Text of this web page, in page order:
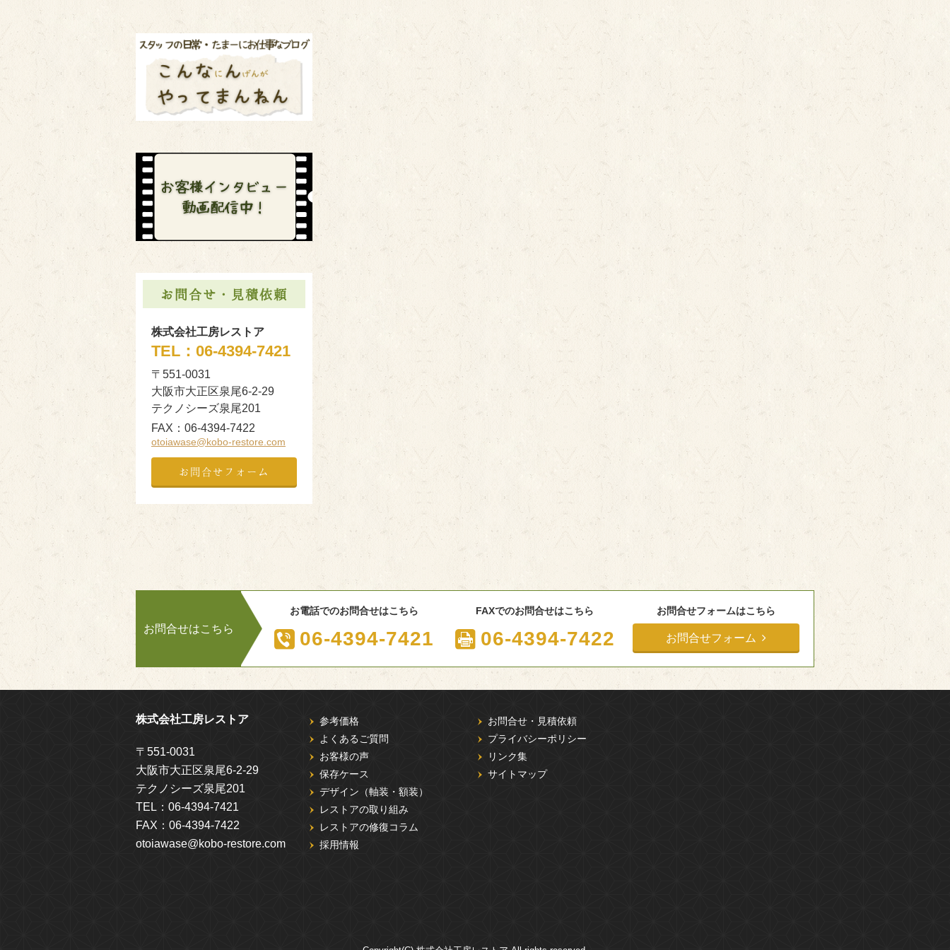
お問合せ・見積依頼
株式会社工房レストア
TEL： 06-4394-7421
〒551-0031
大阪市大正区泉尾6-2-29
テクノシーズ泉尾201
FAX： 06-4394-7422
otoiawase@kobo-restore.com
お問合せフォーム
お問合せはこちら
お電話でのお問合せはこちら
06-4394-7421
FAXでのお問合せはこちら
06-4394-7422
お問合せフォームはこちら
お問合せフォーム
株式会社工房レストア
〒551-0031
大阪市大正区泉尾6-2-29
テクノシーズ泉尾201
TEL： 06-4394-7421
FAX： 06-4394-7422
otoiawase@kobo-restore.com
参考価格
よくあるご質問
お客様の声
保存ケース
デザイン（軸装・額装）
レストアの取り組み
レストアの修復コラム
採用情報
お問合せ・見積依頼
プライバシーポリシー
リンク集
サイトマップ